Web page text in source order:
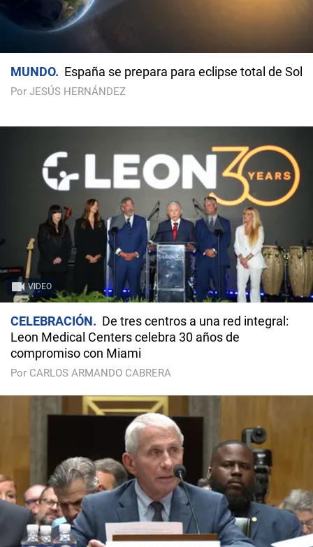
MUNDO España se prepara para eclipse total de Sol
Por JESÚS HERNÁNDEZ
VIDEO
CELEBRACIÓN
De tres centros a una red integral:
Leon Medical Centers celebra 30 años de
compromiso con Miami
Por CARLOS ARMANDO CABRERA